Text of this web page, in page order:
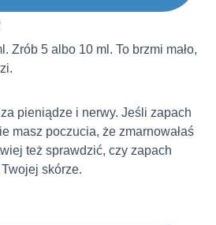
Zrób 5 albo 10 ml. To brzmi mało,
pieniądze i nerwy. Jeśli zapach
masz poczucia, że zmarnowałaś
też sprawdzić, czy zapach
skórze.